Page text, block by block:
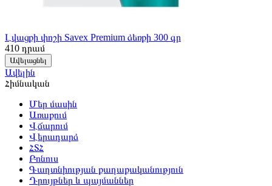
Լվացքի փոշի Savex Premium ձեռքի 300 գր
410 դրամ
Ավելացնել
Ավելին
Հիմնական
Մեր մասին
Առաքում
Վճարում
Վերադարձ
ՀՏՀ
Բոնուս
Գաղտնիության քաղաքականություն
Դրույթներ և պայմաններ